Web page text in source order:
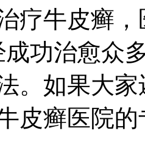
疗牛皮癣
成功治愈众
。如果大
皮癣医院